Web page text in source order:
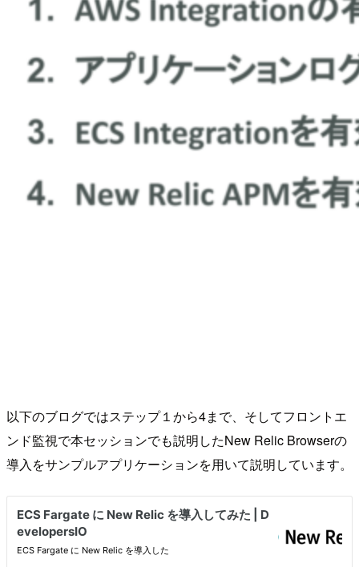
以下のブログではステップ１から4まで、そしてフロントエ
ンド監視で本セッションでも説明したNew Relic Browserの
導入をサンプルアプリケーションを用いて説明しています。